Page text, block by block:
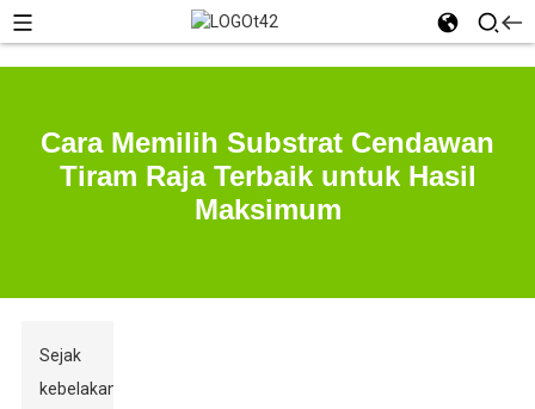
Cara Memilih Substrat Cendawan
Tiram Raja Terbaik untuk Hasil
Maksimum
Sejak
kebelakangan